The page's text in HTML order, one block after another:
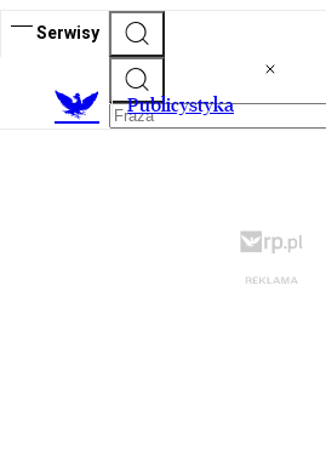
Serwisy
Publicystyka